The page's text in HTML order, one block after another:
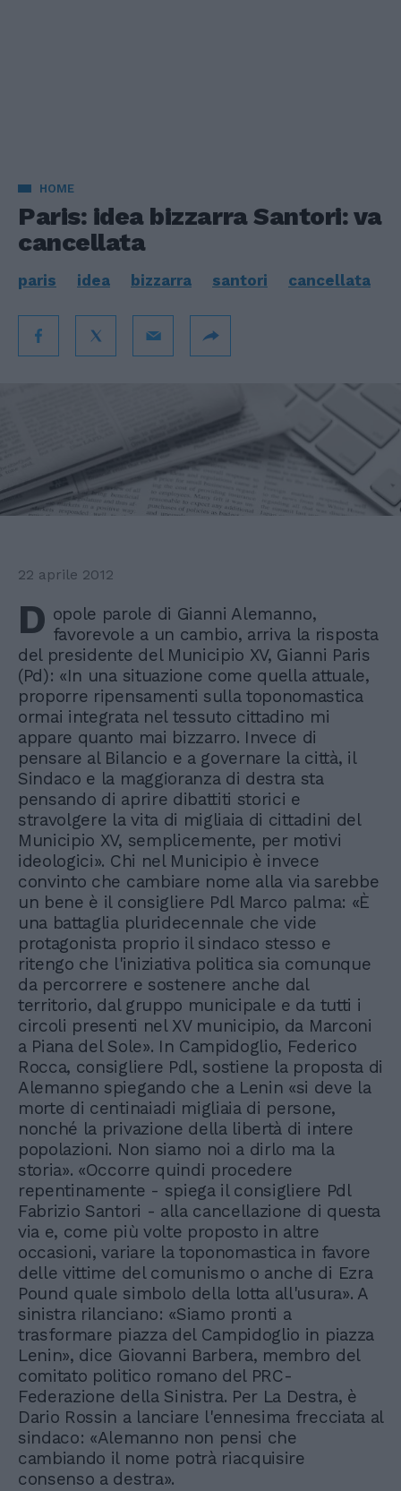
HOME
Paris: idea bizzarra Santori: va
cancellata
paris idea bizzarra santori cancellata
22 aprile 2012
D opole parole di Gianni Alemanno,
favorevole a un cambio, arriva la risposta
del presidente del Municipio XV, Gianni Paris
(Pd): «In una situazione come quella attuale,
proporre ripensamenti sulla toponomastica
ormai integrata nel tessuto cittadino mi
appare quanto mai bizzarro. Invece di
pensare al Bilancio e a governare la città, il
Sindaco e la maggioranza di destra sta
pensando di aprire dibattiti storici e
stravolgere la vita di migliaia di cittadini del
Municipio XV, semplicemente, per motivi
ideologici». Chi nel Municipio è invece
convinto che cambiare nome alla via sarebbe
un bene è il consigliere Pdl Marco palma: «È
una battaglia pluridecennale che vide
protagonista proprio il sindaco stesso e
ritengo che l'iniziativa politica sia comunque
da percorrere e sostenere anche dal
territorio, dal gruppo municipale e da tutti i
circoli presenti nel XV municipio, da Marconi
a Piana del Sole». In Campidoglio, Federico
Rocca, consigliere Pdl, sostiene la proposta di
Alemanno spiegando che a Lenin «si deve la
morte di centinaiadi migliaia di persone,
nonché la privazione della libertà di intere
popolazioni. Non siamo noi a dirlo ma la
storia». «Occorre quindi procedere
repentinamente - spiega il consigliere Pdl
Fabrizio Santori - alla cancellazione di questa
via e, come più volte proposto in altre
occasioni, variare la toponomastica in favore
delle vittime del comunismo o anche di Ezra
Pound quale simbolo della lotta all'usura». A
sinistra rilanciano: «Siamo pronti a
trasformare piazza del Campidoglio in piazza
Lenin», dice Giovanni Barbera, membro del
comitato politico romano del PRC-
Federazione della Sinistra. Per La Destra, è
Dario Rossin a lanciare l'ennesima frecciata al
sindaco: «Alemanno non pensi che
cambiando il nome potrà riacquisire
consenso a destra».